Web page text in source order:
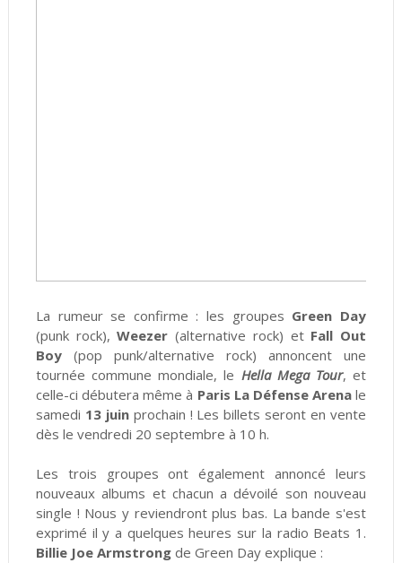
La rumeur se confirme : les groupes Green Day
(punk rock),Weezer (alternative rock) et Fall Out
Boy(pop punk/alternative rock) annoncent une
tournée commune mondiale, le Hella Mega Tour, et
celle-ci débutera même à Paris La Défense Arenale
samedi 13 juinprochain ! Les billets seront en vente
dès le vendredi 20 septembre à 10 h.
Les trois groupes ont également annoncé leurs
nouveaux albums et chacun a dévoilé son nouveau
single ! Nous y reviendront plus bas. La bande s'est
exprimé il y a quelques heures sur la radio Beats 1.
Billie Joe Armstrongde Green Day explique :